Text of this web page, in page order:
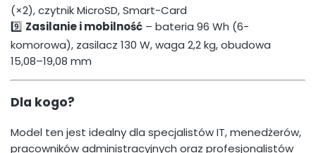
(×2), czytnik MicroSD, Smart-Card
9️⃣ Zasilanie i mobilność – bateria 96 Wh (6-
komorowa), zasilacz 130 W, waga 2,2 kg, obudowa
15,08–19,08 mm
Dla kogo?
Model ten jest idealny dla specjalistów IT, menedżerów,
pracowników administracyjnych oraz profesjonalistów